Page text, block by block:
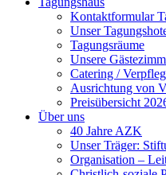
Kontaktformular
Unser
Tagungsräume
Unsere
Catering /
Ausrichtung von
Preisübersicht
Über uns
40 Jahre AZK
Unser Träger:
Organisation –